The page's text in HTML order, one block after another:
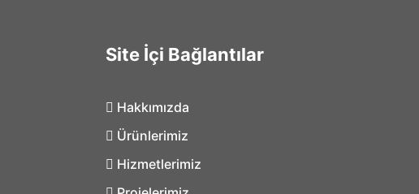
Site İçi Bağlantılar
Hakkımızda
Ürünlerimiz
Hizmetlerimiz